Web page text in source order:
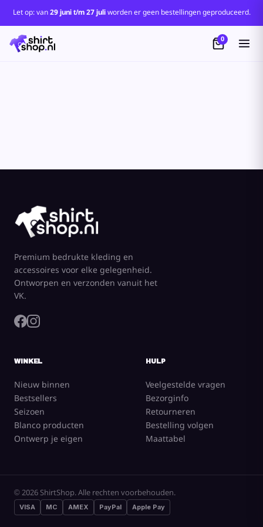
Let op: van29 juni t/m 27 juliworden er geen bestellingen geproduceerd.
0
Alles bekijken
Premium bedrukte kleding en
accessoires voor elke gelegenheid.
Ontworpen en verzonden vanuit het
VK.
WINKEL
Nieuw binnen
Bestsellers
Seizoen
Blanco producten
Ontwerp je eigen
HULP
Veelgestelde vragen
Bezorginfo
Retourneren
Bestelling volgen
Maattabel
© 2026 ShirtShop. Alle rechten voorbehouden.
VISA MC AMEX PayPal Apple Pay
Standaard
Price: Lowest First
Price: Highest First